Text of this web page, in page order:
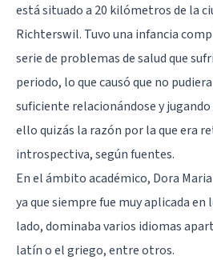
está situado a 20 kilómetros de la
Richterswil. Tuvo una infancia
serie de problemas de salud que
periodo, lo que causó que no
suficiente relacionándose y
ello quizás la razón por la que era
introspectiva, según fuentes.
En el ámbito académico, Dora
ya que siempre fue muy aplicada
lado, dominaba varios idiomas
latín o el griego, entre otros.